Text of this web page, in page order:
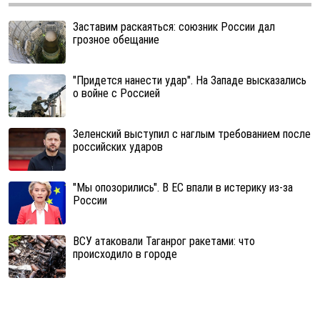
Заставим раскаяться: союзник России дал
грозное обещание
"Придется нанести удар". На Западе высказались
о войне с Россией
Зеленский выступил с наглым требованием после
российских ударов
"Мы опозорились". В ЕС впали в истерику из-за
России
ВСУ атаковали Таганрог ракетами: что
происходило в городе